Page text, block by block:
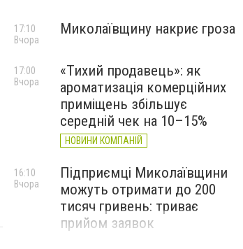
Миколаївщину накриє гроза
17:10
Вчора
«Тихий продавець»: як
ароматизація комерційних
приміщень збільшує
середній чек на 10–15%
НОВИНИ КОМПАНІЙ
17:00
Вчора
Підприємці Миколаївщини
можуть отримати до 200
тисяч гривень: триває
прийом заявок
16:10
Вчора